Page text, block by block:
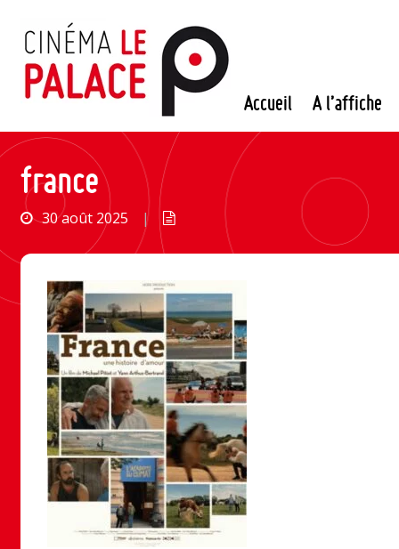
contenu
Accueil A l’affiche
france
30 août 2025 |